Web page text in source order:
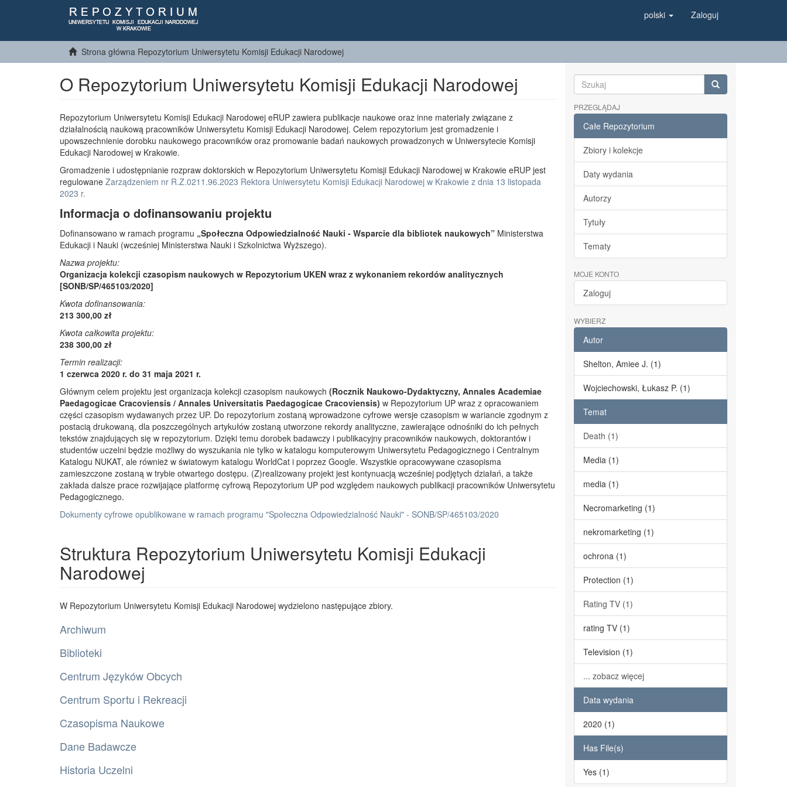
polski Zaloguj
Strona główna Repozytorium Uniwersytetu Komisji Edukacji Narodowej
O Repozytorium Uniwersytetu Komisji Edukacji Narodowej
Repozytorium Uniwersytetu Komisji Edukacji Narodowej eRUP zawiera publikacje naukowe oraz inne materiały związane z
działalnością naukową pracowników Uniwersytetu Komisji Edukacji Narodowej. Celem repozytorium jest gromadzenie i
upowszechnienie dorobku naukowego pracowników oraz promowanie badań naukowych prowadzonych w Uniwersytecie Komisji
Edukacji Narodowej w Krakowie.
Gromadzenie i udostępnianie rozpraw doktorskich w Repozytorium Uniwersytetu Komisji Edukacji Narodowej w Krakowie eRUP jest
regulowane Zarządzeniem nr R.Z.0211.96.2023 Rektora Uniwersytetu Komisji Edukacji Narodowej w Krakowie z dnia 13 listopada
2023 r.
Informacja o dofinansowaniu projektu
Dofinansowano w ramach programu „Społeczna Odpowiedzialność Nauki - Wsparcie dla bibliotek naukowych” Ministerstwa
Edukacji i Nauki (wcześniej Ministerstwa Nauki i Szkolnictwa Wyższego).
Nazwa projektu:
Organizacja kolekcji czasopism naukowych w Repozytorium UKEN wraz z wykonaniem rekordów analitycznych
[SONB/SP/465103/2020]
Kwota dofinansowania:
213 300,00 zł
Kwota całkowita projektu:
238 300,00 zł
Termin realizacji:
1 czerwca 2020 r. do 31 maja 2021 r.
Głównym celem projektu jest organizacja kolekcji czasopism naukowych (Rocznik Naukowo-Dydaktyczny, Annales Academiae
Paedagogicae Cracoviensis / Annales Universitatis Paedagogicae Cracoviensis) w Repozytorium UP wraz z opracowaniem
części czasopism wydawanych przez UP. Do repozytorium zostaną wprowadzone cyfrowe wersje czasopism w wariancie zgodnym z
postacią drukowaną, dla poszczególnych artykułów zostaną utworzone rekordy analityczne, zawierające odnośniki do ich pełnych
tekstów znajdujących się w repozytorium. Dzięki temu dorobek badawczy i publikacyjny pracowników naukowych, doktorantów i
studentów uczelni będzie możliwy do wyszukania nie tylko w katalogu komputerowym Uniwersytetu Pedagogicznego i Centralnym
Katalogu NUKAT, ale również w światowym katalogu WorldCat i poprzez Google. Wszystkie opracowywane czasopisma
zamieszczone zostaną w trybie otwartego dostępu. (Z)realizowany projekt jest kontynuacją wcześniej podjętych działań, a także
zakłada dalsze prace rozwijające platformę cyfrową Repozytorium UP pod względem naukowych publikacji pracowników Uniwersytetu
Pedagogicznego.
Dokumenty cyfrowe opublikowane w ramach programu "Społeczna Odpowiedzialność Nauki" - SONB/SP/465103/2020
Struktura Repozytorium Uniwersytetu Komisji Edukacji
Narodowej
W Repozytorium Uniwersytetu Komisji Edukacji Narodowej wydzielono następujące zbiory.
Archiwum
Biblioteki
Centrum Języków Obcych
Centrum Sportu i Rekreacji
Czasopisma Naukowe
Dane Badawcze
Historia Uczelni
PRZEGLĄDAJ
Całe Repozytorium
Zbiory i kolekcje
Daty wydania
Autorzy
Tytuły
Tematy
MOJE KONTO
Zaloguj
WYBIERZ
Autor
Shelton, Amiee J. (1)
Wojciechowski, Łukasz P. (1)
Temat
Death (1)
Media (1)
media (1)
Necromarketing (1)
nekromarketing (1)
ochrona (1)
Protection (1)
Rating TV (1)
rating TV (1)
Television (1)
... zobacz więcej
Data wydania
2020 (1)
Has File(s)
Yes (1)